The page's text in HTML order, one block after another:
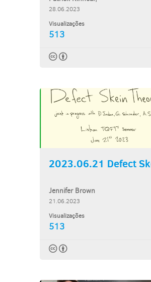
28.06.2023
Visualizações
513
2023.06.21 Defect
Jennifer Brown
21.06.2023
Visualizações
513